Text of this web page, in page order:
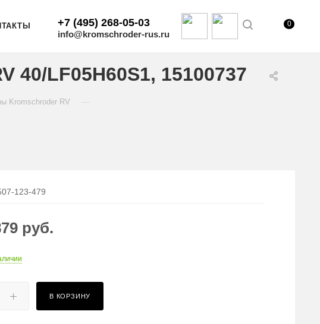
+7 (495) 268-05-03
info@kromschroder-rus.ru
0
40/LF05H60S1, 15100737
Kromschroder RV
123-479
руб.
В КОРЗИНУ